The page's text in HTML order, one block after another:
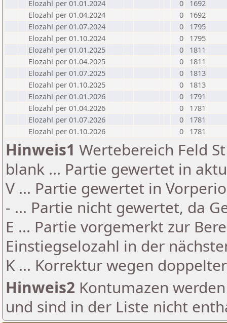
Elozahl per 01.01.2024
0
1692
Elozahl per 01.04.2024
0
1692
Elozahl per 01.07.2024
0
1795
Elozahl per 01.10.2024
0
1795
Elozahl per 01.01.2025
0
1811
Elozahl per 01.04.2025
0
1811
Elozahl per 01.07.2025
0
1813
Elozahl per 01.10.2025
0
1813
Elozahl per 01.01.2026
0
1791
Elozahl per 01.04.2026
0
1781
Elozahl per 01.07.2026
0
1781
Elozahl per 01.10.2026
0 1781
Hinweis1 Wertebereich Feld
blank ... Partie gewertet in
V ... Partie gewertet in
- ... Partie nicht gewertet, da
E ... Partie vorgemerkt zur
Einstiegselozahl in der
K ... Korrektur wegen
Hinweis2 Kontumazen
und sind in der Liste nicht